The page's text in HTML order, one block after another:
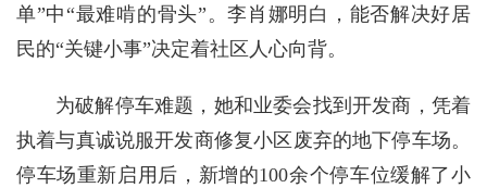
单”中“最难啃的骨头”。李肖娜明白，能否解决好居
民的“关键小事”决定着社区人心向背。
为破解停车难题，她和业委会找到开发商，凭着
执着与真诚说服开发商修复小区废弃的地下停车场。
停车场重新启用后，新增的100余个停车位缓解了小